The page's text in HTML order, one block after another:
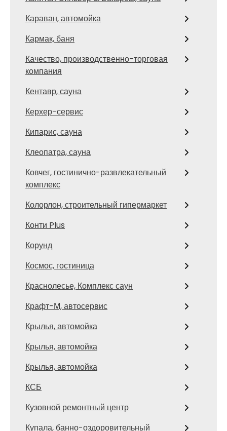
Караван, автомойка
Кармак, баня
Качество, производственно-торговая
компания
Кентавр, сауна
Керхер-сервис
Кипарис, сауна
Клеопатра, сауна
Ковчег, гостинично-развлекательный
комплекс
Колорлон, строительный гипермаркет
Конти Plus
Корунд
Космос, гостиница
Краснолесье, Комплекс саун
Крафт-М, автосервис
Крылья, автомойка
Крылья, автомойка
Крылья, автомойка
КСБ
Кузовной ремонтный центр
Купала, банно-оздоровительный